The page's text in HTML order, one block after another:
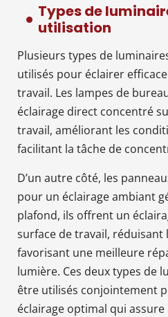
Types de
utilisation
Plusieurs types de
utilisés pour éclairer
travail. Les lampes de
éclairage direct concentré
travail, améliorant les
facilitant la tâche de
D’un autre côté, les
pour un éclairage ambiant
plafond, ils offrent un
surface de travail, réduisant
favorisant une meilleure
lumière. Ces deux types de
être utilisés conjointement
éclairage optimal qui